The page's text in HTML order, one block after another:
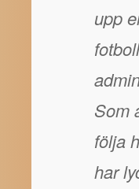
upp
Som
följa
har